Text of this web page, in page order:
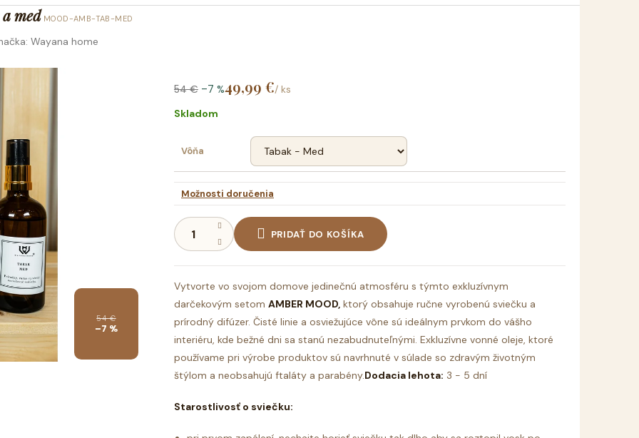
med MOOD-AMB-TAB-MED
Wayana home
54 €
–7 %
54 € –7 %49,99 €/ ks
Skladom
Vôňa
Možnosti doručenia
PRIDAŤ DO KOŠÍKA
Vytvorte vo svojom domove jedinečnú atmosféru s týmto exkluzívnym
darčekovým setom AMBER MOOD, ktorý obsahuje ručne vyrobenú sviečku a
prírodný difúzer. Čisté linie a osviežujúce vône sú ideálnym prvkom do vášho
interiéru, kde bežné dni sa stanú nezabudnuteľnými. Exkluzívne vonné oleje, ktoré
používame pri výrobe produktov sú navrhnuté v súlade so zdravým životným
štýlom a neobsahujú ftaláty a parabény.Dodacia lehota: 3 - 5 dní
Starostlivosť o sviečku: